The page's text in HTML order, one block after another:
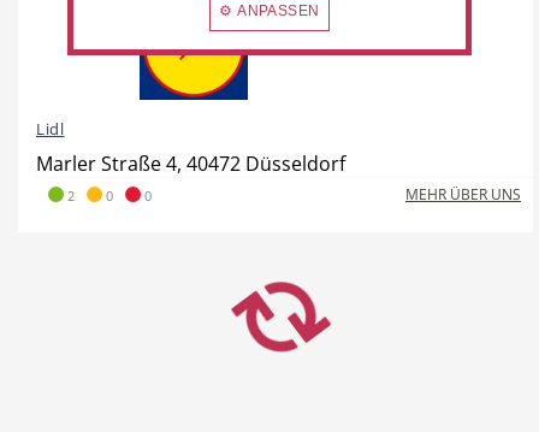
Lidl
Marler Straße 4, 40472 Düsseldorf
2 0 0 MEHR ÜBER UNS
⚙ ANPASSEN